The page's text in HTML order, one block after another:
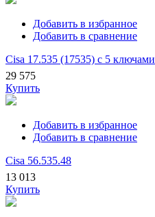
Добавить в избранное
Добавить в сравнение
Cisa 17.535 (17535) с 5 ключами
29 575
Купить
Добавить в избранное
Добавить в сравнение
Cisa 56.535.48
13 013
Купить